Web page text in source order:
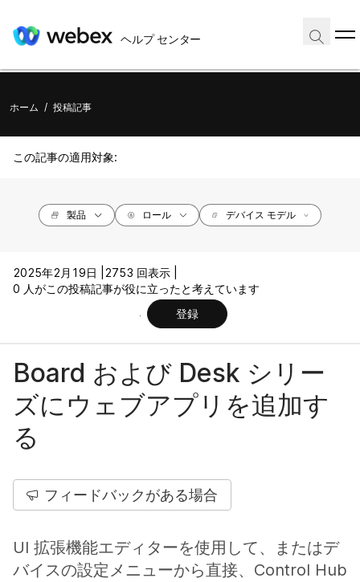
ヘルプ センター
ホーム / 投稿記事
この記事の適用対象:
製品 ロール デバイス モデル
2025年2月19日 |
2753 回表示 |
0 人がこの投稿記事が役に立ったと考えています
登録
Board および Desk シリー
ズにウェブアプリを追加す
る
フィードバックがある場合
UI 拡張機能エディターを使用して、またはデ
バイスの設定メニューから直接、Control Hub